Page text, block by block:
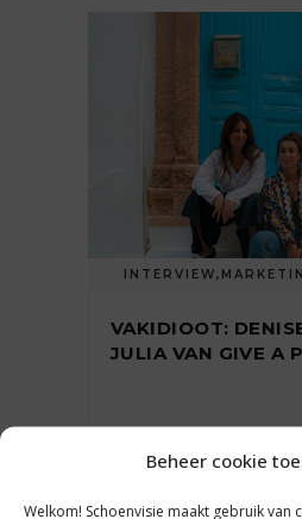
Beheer cookie
Welkom! Schoenvisie maakt gebruik van
INTERVIEW,
VAKIDIOOT:
JULIA VAN GIVE A